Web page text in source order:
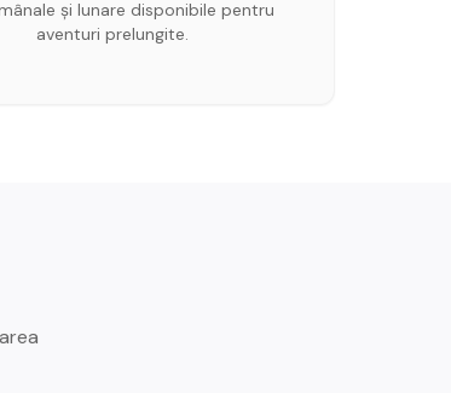
și lunare disponibile pentru
aventuri prelungite.